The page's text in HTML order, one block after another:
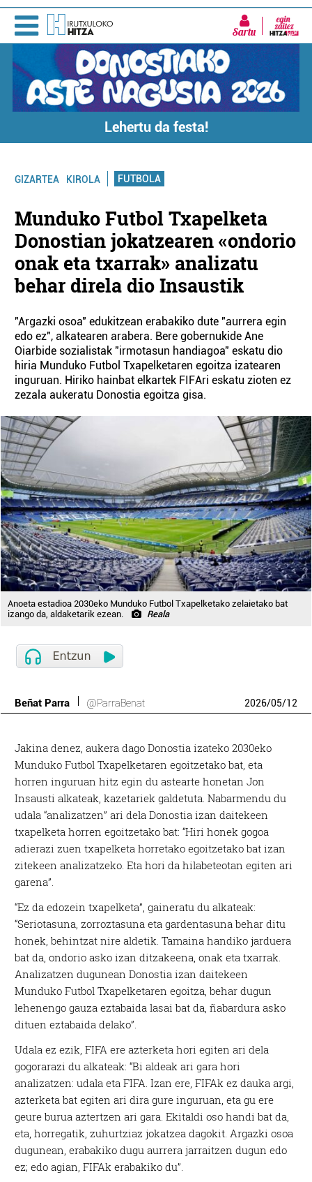
Sartu
Lehertu da festa!
GIZARTEA KIROLA FUTBOLA
Munduko Futbol Txapelketa
Donostian jokatzearen «ondorio
onak eta txarrak» analizatu
behar direla dio Insaustik
"Argazki osoa" edukitzean erabakiko dute "aurrera egin
edo ez", alkatearen arabera. Bere gobernukide Ane
Oiarbide sozialistak "irmotasun handiagoa" eskatu dio
hiria Munduko Futbol Txapelketaren egoitza izatearen
inguruan. Hiriko hainbat elkartek FIFAri eskatu zioten ez
zezala aukeratu Donostia egoitza gisa.
Anoeta estadioa 2030eko Munduko Futbol Txapelketako zelaietako bat
izango da, aldaketarik ezean.
Reala
Beñat Parra @ParraBenat 2026/05/12
Jakina denez, aukera dago Donostia izateko 2030eko
Munduko Futbol Txapelketaren egoitzetako bat, eta
horren inguruan hitz egin du astearte honetan Jon
Insausti alkateak, kazetariek galdetuta. Nabarmendu du
udala “analizatzen” ari dela Donostia izan daitekeen
txapelketa horren egoitzetako bat: “Hiri honek gogoa
adierazi zuen txapelketa horretako egoitzetako bat izan
zitekeen analizatzeko. Eta hori da hilabeteotan egiten ari
garena”.
“Ez da edozein txapelketa”, gaineratu du alkateak:
“Seriotasuna, zorroztasuna eta gardentasuna behar ditu
honek, behintzat nire aldetik. Tamaina handiko jarduera
bat da, ondorio asko izan ditzakeena, onak eta txarrak.
Analizatzen dugunean Donostia izan daitekeen
Munduko Futbol Txapelketaren egoitza, behar dugun
lehenengo gauza eztabaida lasai bat da, ñabardura asko
dituen eztabaida delako”.
Udala ez ezik, FIFA ere azterketa hori egiten ari dela
gogorarazi du alkateak: “Bi aldeak ari gara hori
analizatzen: udala eta FIFA. Izan ere, FIFAk ez dauka argi,
azterketa bat egiten ari dira gure inguruan, eta gu ere
geure burua aztertzen ari gara. Ekitaldi oso handi bat da,
eta, horregatik, zuhurtziaz jokatzea dagokit. Argazki osoa
dugunean, erabakiko dugu aurrera jarraitzen dugun edo
ez; edo agian, FIFAk erabakiko du”.